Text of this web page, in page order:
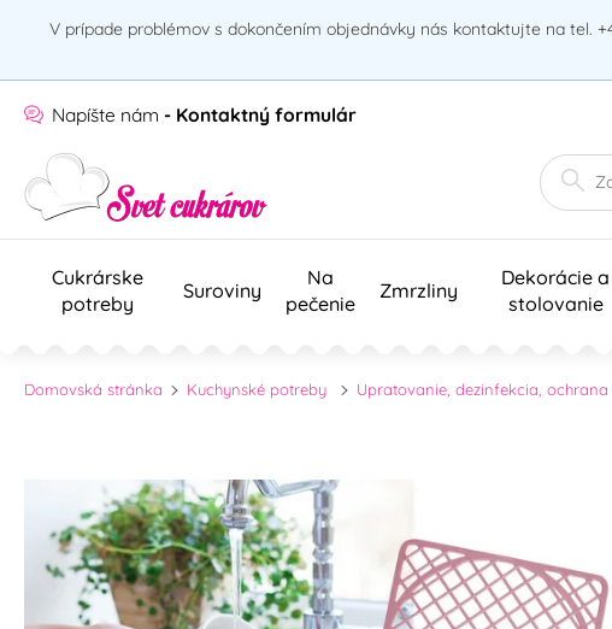
V prípade problémov s dokončením objednávky nás kontaktujte na tel.
Napíšte nám - Kontaktný formulár
Cukrárske
potreby
Suroviny
Na
pečenie
Zmrzliny
Dekorácie a
stolovanie
Domovská stránka Kuchynské potreby Upratovanie, dezinfekcia, ochrana